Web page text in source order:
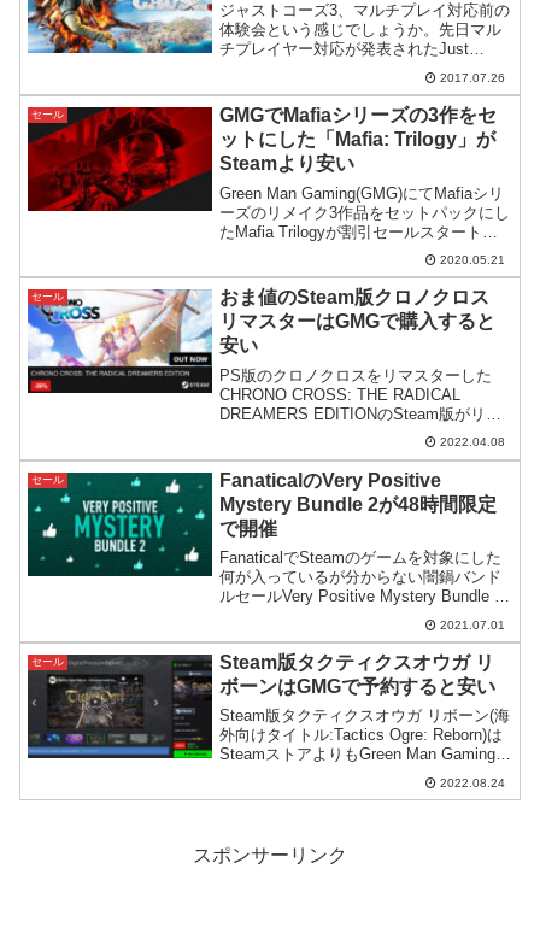
ジャストコーズ3、マルチプレイ対応前の
体験会という感じでしょうか。先日マル
チプレイヤー対応が発表されたJust
Cause 3ですが、Steamにて期間限定で無
料体験が行われています。※こちらのリ
ンクから進んで画面の上の方に無料体験
の案内が...
2017.07.26
セール
GMGでMafiaシリーズの3作をセ
ットにした「Mafia: Trilogy」が
Steamより安い
Green Man Gaming(GMG)にてMafiaシリ
ーズのリメイク3作品をセットパックにし
たMafia Trilogyが割引セールスタート。
Steamで買うよりもずっと安くなってい
2020.05.21
セール
おま値のSteam版クロノクロス
リマスターはGMGで購入すると
安い
PS版のクロノクロスをリマスターした
CHRONO CROSS: THE RADICAL
DREAMERS EDITIONのSteam版がリリ
ース。GMGではSteamの日本人向け高額
設定を避けて安く購入できます。
2022.04.08
セール
FanaticalのVery Positive
Mystery Bundle 2が48時間限定
で開催
FanaticalでSteamのゲームを対象にした
何が入っているが分からない闇鍋バンド
ルセールVery Positive Mystery Bundle 2
がスタート。完全に運なので自分の運を
2021.07.01
セール
Steam版タクティクスオウガ リ
ボーンはGMGで予約すると安い
Steam版タクティクスオウガ リボーン(海
外向けタイトル:Tactics Ogre: Reborn)は
SteamストアよりもGreen Man Gamingで
予約した方が安いようです。ただし注意
2022.08.24
スポンサーリンク